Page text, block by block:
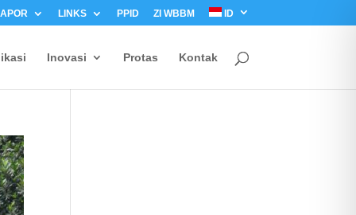
LINKS PPID ZI WBBM ID
Inovasi Protas Kontak